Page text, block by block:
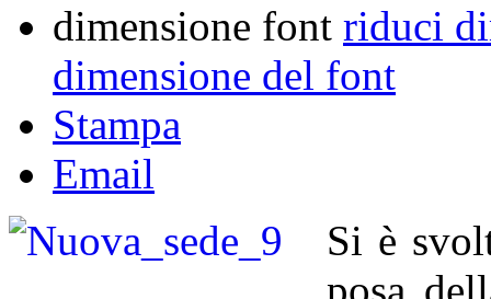
dimensione font riduci
dimensione del font
Stampa
Email
Si è
posa